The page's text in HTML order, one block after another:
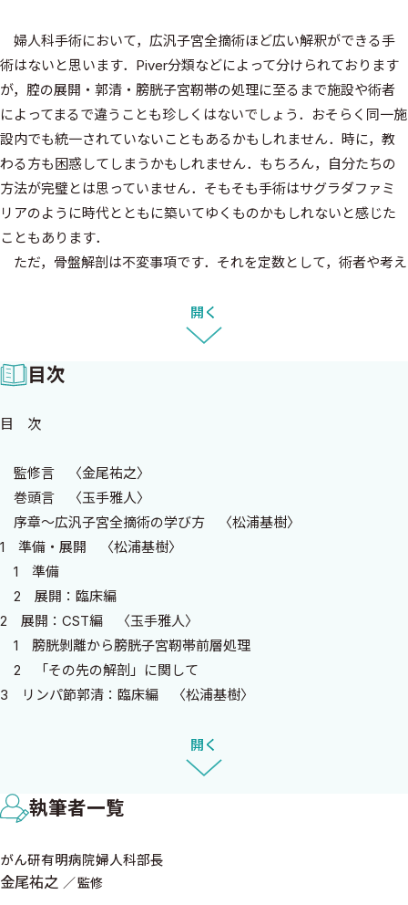
婦人科手術において，広汎子宮全摘術ほど広い解釈ができる手
術はないと思います．Piver分類などによって分けられております
が，腔の展開・郭清・膀胱子宮靭帯の処理に至るまで施設や術者
によってまるで違うことも珍しくはないでしょう．おそらく同一施
設内でも統一されていないこともあるかもしれません．時に，教
わる方も困惑してしまうかもしれません．もちろん，自分たちの
方法が完璧とは思っていません．そもそも手術はサグラダファミ
リアのように時代とともに築いてゆくものかもしれないと感じた
こともあります．
ただ，骨盤解剖は不変事項です．それを定数として，術者や考え
ルがあって，患者さんの予後にも関わるため，今回は臨床動画・献
体手術を用いて不変事項を伝えたいと思っています．広汎子宮全摘
術は少なくなる技術かもしれません．しかし，子宮頸がんに限ら
ず，高難度手術には広汎子宮全摘術のエッセンスが不可欠です．先
を完成形に近づける努力が重要だと思っています．そのために広汎
に合わせて成長させたいと思っています．本書で臨床と解剖をつな
げていただけたら幸いです．
本書の作成にあたり，さまざまな方のお力添えをいただきまし
た．外科医の技能向上のために，サージカルトレーニングの場を
提供くださった札幌医科大学STCの皆様，Cadaver Surgery
Training（CST）についてご教示をいただいた東京慈恵医科大学産
学連携講座腎臓再生医学講座教授・小林英司先生，北海道大学消
化器外科教室II診療教授・七戸俊明先生，千葉大学大学院医学研究
院環境生命医学講師・鈴木崇根先生に御礼申し上げます．また，
サージカルトレーニングで技術指導してくださった札幌医科大学
金尾祐之先生，慶應義塾大学産婦人科教室助教・木須伊織先生に
深謝申し上げます．そして，献体いただいた皆様・白菊会の皆様，
医学の発展にご協力くださったことに深く感謝いたします．今後
す．
2023年4月吉日 初春の北海道にて
開く
目次
目 次
監修言 〈金尾祐之〉
巻頭言 〈玉手雅人〉
序章〜広汎子宮全摘術の学び方 〈松浦基樹〉
1 準備・展開 〈松浦基樹〉
1 準備
2 展開：臨床編
2 展開：CST編 〈玉手雅人〉
1 膀胱剝離から膀胱子宮靭帯前層処理
2 「その先の解剖」に関して
3 リンパ節郭清：臨床編 〈松浦基樹〉
4 リンパ節郭清：デバイス 〈玉手雅人〉
1 「その先」を知る意味
2 デバイスの選択
4 バイポーラ
5 基靭帯・後層処理：臨床編 〈松浦基樹〉
開く
執筆者一覧
がん研有明病院婦人科部長
金尾祐之 監修